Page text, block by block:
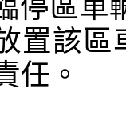
停區車
置該區
任。